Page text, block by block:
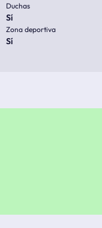
Duchas
Sí
Zona deportiva
Sí